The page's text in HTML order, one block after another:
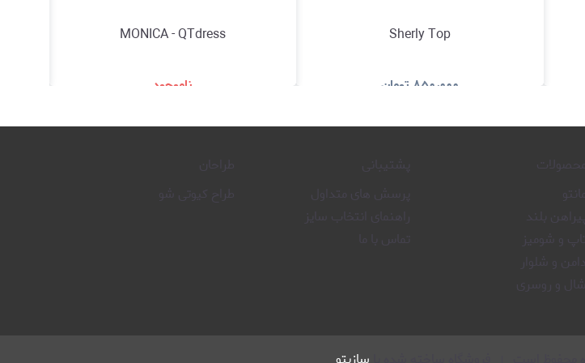
Sherly Top
۸۵۰٫۰۰۰ تومان
MONICA - QTdress
ناموجود
محصولات
مانتو
پیراهن بلند
تاپ و شومیز
دامن و شلوار
شال و روسری
پشتیبانی
پرسش های متداول
راهنمای انتخاب سایز
تماس با ما
طراحان
طراح کیوتی شو